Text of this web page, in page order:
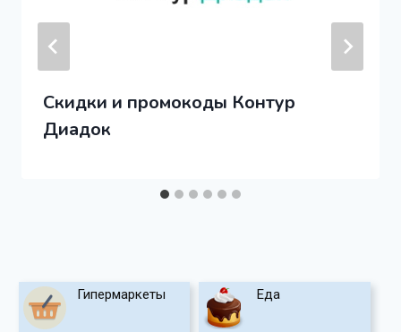
Скидки и промокоды Контур
Диадок
Гипермаркеты Еда